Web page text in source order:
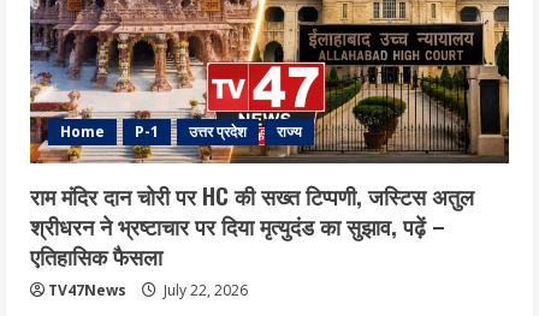
Home P-1 उत्तर प्रदेश राज्य
राम मंदिर दान चोरी पर HC की सख्त टिप्पणी, जस्टिस अतुल
श्रीधरन ने भ्रष्टाचार पर द‍िया मृत्युदंड का सुझाव, पढ़ें –
एत‍िहास‍िक फैसला
TV47News July 22, 2026